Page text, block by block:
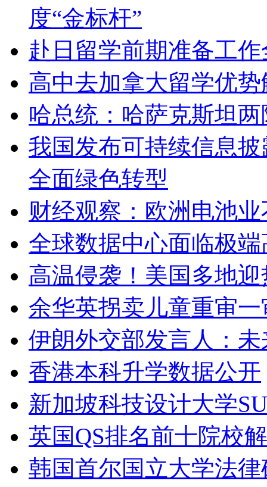
度“金标杆”
赴日留学前期准备工
高中去加拿大留学优势
哈总统：哈萨克斯坦
我国发布可持续信息
全面绿色转型
财经观察：欧洲电池
全球数据中心面临极
高温侵袭！美国多地
余华英拐卖儿童重审
伊朗外交部发言人：
香港本科升学数据公开
新加坡科技设计大学
英国QS排名前十院校
韩国首尔国立大学法